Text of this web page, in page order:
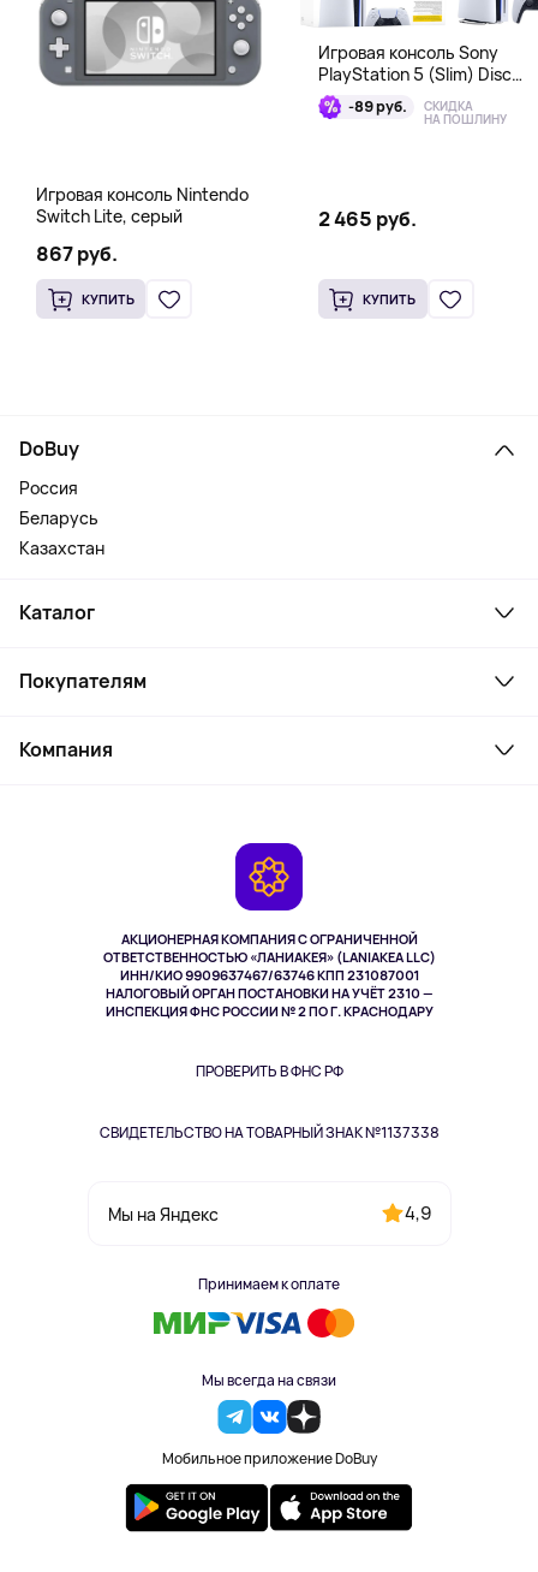
Игровая консоль Nintendo
Switch Lite, серый
867 руб.
КУПИТЬ
Игровая консоль Sony
PlayStation 5 (Slim) Disc
Edition + EA Sports FC 26
Bundle-89 руб. СКИДКА
НА ПОШЛИНУ
2 465 руб.
КУПИТЬ
АКЦИОНЕРНАЯ КОМПАНИЯ С ОГРАНИЧЕННОЙ
ОТВЕТСТВЕННОСТЬЮ «ЛАНИАКЕЯ» (LANIAKEA LLC)
ИНН/КИО 9909637467/63746 КПП 231087001
НАЛОГОВЫЙ ОРГАН ПОСТАНОВКИ НА УЧЁТ 2310 —
ИНСПЕКЦИЯ ФНС РОССИИ № 2 ПО Г. КРАСНОДАРУ
ПРОВЕРИТЬ В ФНС РФ
СВИДЕТЕЛЬСТВО НА ТОВАРНЫЙ ЗНАК №1137338
Мы на Яндекс 4,9
Принимаем к оплате
Мы всегда на связи
Мобильное приложение DoBuy
DoBuy
Россия
Беларусь
Казахстан
Каталог
Ноутбуки, мониторы, VR
Косметика и уход
Здоровье питомцев
Одежда и аксессуары
Покупателям
Как заказать
Компания